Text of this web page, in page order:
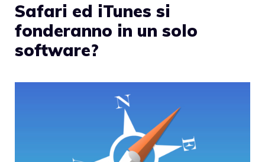
Safari ed iTunes si
fonderanno in un solo
software?